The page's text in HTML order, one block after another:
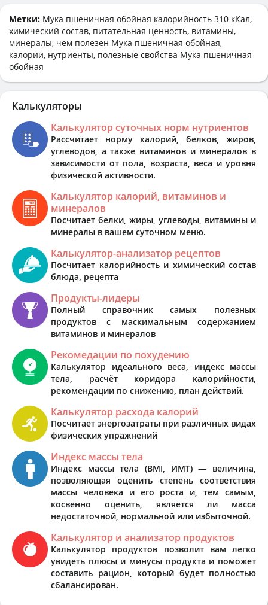
Метки: Мука пшеничная обойная калорийность 310 кКал,
химический состав, питательная ценность, витамины,
минералы, чем полезен Мука пшеничная обойная,
калории, нутриенты, полезные свойства Мука пшеничная
обойная
Калькуляторы
Калькулятор суточных норм нутриентов
Рассчитает норму калорий, белков, жиров,
углеводов, а также витаминов и минералов в
зависимости от пола, возраста, веса и уровня
физической активности.
Калькулятор калорий, витаминов и
минералов
Посчитает белки, жиры, углеводы, витамины и
минералы в вашем суточном меню.
Калькулятор-анализатор рецептов
Посчитает калорийность и химический состав
блюда, рецепта
Продукты-лидеры
Полный справочник самых полезных
продуктов с маскимальным содержанием
витаминов и минералов
Рекомедации по похудению
Калькулятор идеального веса, индекс массы
тела, расчёт коридора калорийности,
рекомендации по снижению, план действий.
Калькулятор расхода калорий
Посчитает энергозатраты при различных видах
физических упражнений
Индекс массы тела
Индекс массы тела (BMI, ИМТ) — величина,
позволяющая оценить степень соответствия
массы человека и его роста и, тем самым,
косвенно оценить, является ли масса
недостаточной, нормальной или избыточной.
Калькулятор и анализатор продуктов
Калькулятор продуктов позволит вам легко
увидеть плюсы и минусы продукта и поможет
составить рацион, который будет полностью
сбалансирован.